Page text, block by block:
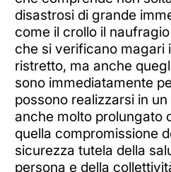
disastrosi di grande
come il crollo il
che si verificano magari
ristretto, ma anche
sono immediatamente
possono realizzarsi in
anche molto prolungato
quella compromissione
sicurezza tutela della
persona e della